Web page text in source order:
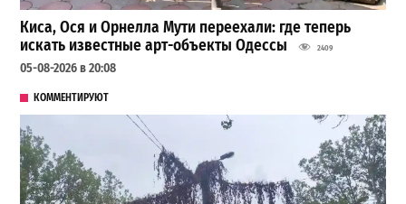
Киса, Ося и Орнелла Мути переехали: где теперь
искать известные арт-объекты Одессы
2409
05-08-2026 в 20:08
КОММЕНТИРУЮТ